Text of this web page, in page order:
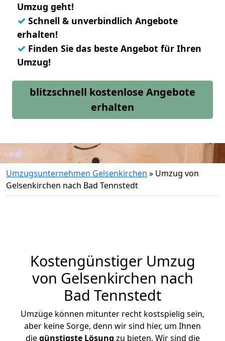
Umzug geht!
✓ Schnell & unverbindlich Angebote
erhalten!
✓ Finden Sie das beste Angebot für Ihren
Umzug!
blitzschnell kostenlose Angebote
erhalten
Umzugsunternehmen Gelsenkirchen » Umzug von
Gelsenkirchen nach Bad Tennstedt
Kostengünstiger Umzug
von Gelsenkirchen nach
Bad Tennstedt
Umzüge können mitunter recht kostspielig sein,
aber keine Sorge, denn wir sind hier, um Ihnen
diegünstigste Lösung zu bieten. Wir sind die